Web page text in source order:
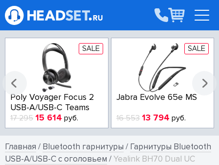
SALE
Poly Voyager Focus 2
USB-A/USB-C Teams
17 295 15 614 руб.
SALE
Jabra Evolve 65e MS
16 553 13 794 руб.
Главная / Bluetooth гарнитуры / Гарнитуры Bluetooth
USB-A/USB-C с оголовьем /Yealink BH70 Dual UC